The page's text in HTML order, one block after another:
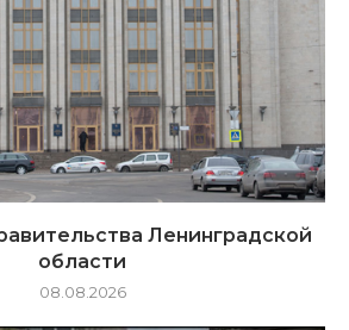
Ленинградской
области
08.08.2026